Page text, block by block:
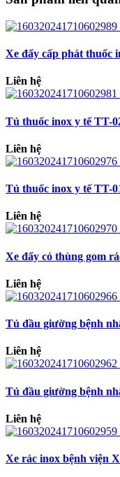
Xe đẩy cấp phát thuốc
Liên hệ
Tủ thuốc inox y tế TT-
Liên hệ
Tủ thuốc inox y tế TT-
Liên hệ
Xe đẩy có thùng gom
Liên hệ
Tủ đầu giường bệnh
Liên hệ
Tủ đầu giường bệnh
Liên hệ
Xe rác inox bệnh viện